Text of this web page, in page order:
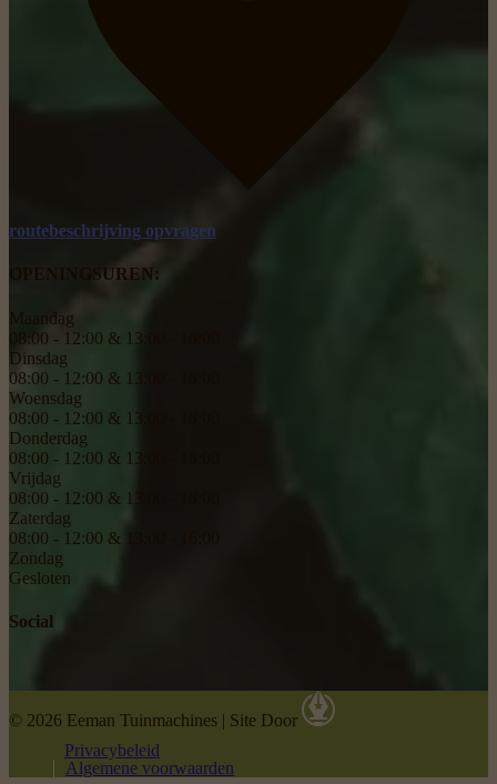
routebeschrijving opvragen
OPENINGSUREN:
Maandag
08:00 - 12:00 & 13:00 - 18:00
Dinsdag
08:00 - 12:00 & 13:00 - 18:00
Woensdag
08:00 - 12:00 & 13:00 - 18:00
Donderdag
08:00 - 12:00 & 13:00 - 18:00
Vrijdag
08:00 - 12:00 & 13:00 - 18:00
Zaterdag
08:00 - 12:00 & 13:00 - 16:00
Zondag
Gesloten
Social
© 2026 Eeman Tuinmachines | Site Door
Privacybeleid
Algemene voorwaarden